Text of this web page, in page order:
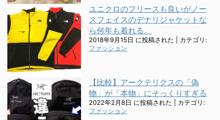
ユニクロのフリースも良いがノー
スフェイスのデナリジャケットな
ら何年も着れる。
2018年9月15日 に投稿された
カテゴリ:
ファッション
【比較】アークテリクスの「偽
物」が「本物」にそっくりすぎる
2022年2月8日 に投稿された
カテゴリ:
ファッション